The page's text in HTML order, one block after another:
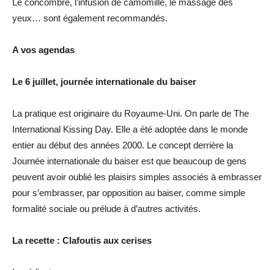
Le concombre, l’infusion de camomille, le massage des
yeux… sont également recommandés.
A vos agendas
Le 6 juillet, journée internationale du baiser
La pratique est originaire du Royaume-Uni. On parle de The
International Kissing Day. Elle a été adoptée dans le monde
entier au début des années 2000. Le concept derrière la
Journée internationale du baiser est que beaucoup de gens
peuvent avoir oublié les plaisirs simples associés à embrasser
pour s’embrasser, par opposition au baiser, comme simple
formalité sociale ou prélude à d’autres activités.
La recette : Clafoutis aux cerises